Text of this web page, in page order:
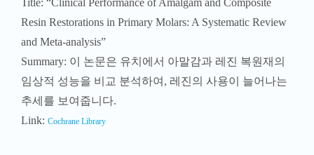
Title: “Mercury release from dental amalgam restorations”
Summary: 아말감 복원에서 수은 방출에 관한 연구로,
수은의 노출 경로와 안전 문제를 다룹니다.
Link:Journal of Dental Research